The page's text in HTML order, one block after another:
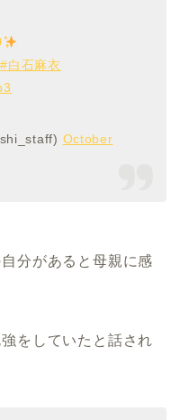
#白石麻衣
October
分があると母親に感
をしていたと話され